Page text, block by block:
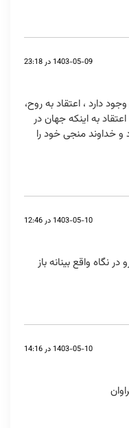
1403-05-09 در 23:18
دارد ، اعتقاد به روح،
به اینکه جهان در
و خداوند منجی خود را
1403-05-10 در 12:46
نگاه واقع بینانه باز
1403-05-10 در 14:16